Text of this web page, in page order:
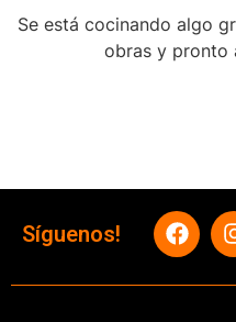
Se está cocinando algo
obras y pronto
Síguenos!